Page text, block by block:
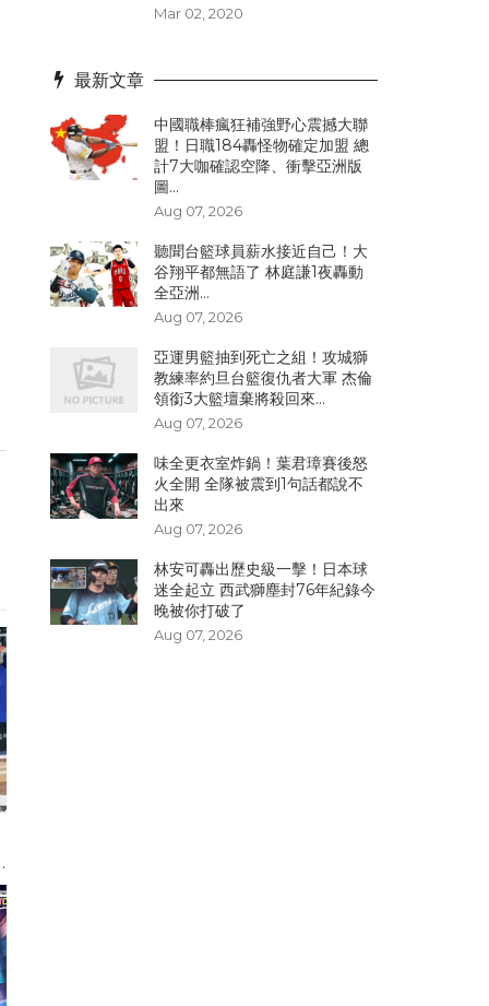
Mar 02, 2020
最新文章
中國職棒瘋狂補強野心震撼大聯
盟！日職184轟怪物確定加盟 總
計7大咖確認空降、衝擊亞洲版
圖...
Aug 07, 2026
聽聞台籃球員薪水接近自己！大
谷翔平都無語了 林庭謙1夜轟動
全亞洲...
Aug 07, 2026
亞運男籃抽到死亡之組！攻城獅
教練率約旦台籃復仇者大軍 杰倫
領銜3大籃壇棄將殺回來...
Aug 07, 2026
味全更衣室炸鍋！葉君璋賽後怒
火全開 全隊被震到1句話都說不
出來
Aug 07, 2026
林安可轟出歷史級一擊！日本球
迷全起立 西武獅塵封76年紀錄今
晚被你打破了
Aug 07, 2026